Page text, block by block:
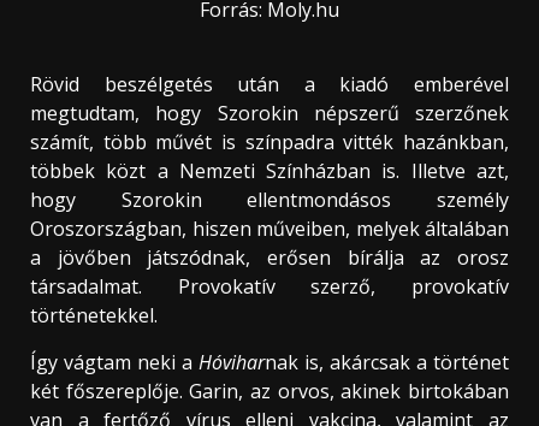
Forrás: Moly.hu
Rövid beszélgetés után a kiadó emberével
megtudtam, hogy Szorokin népszerű szerzőnek
számít, több művét is színpadra vitték hazánkban,
többek közt a Nemzeti Színházban is. Illetve azt,
hogy Szorokin ellentmondásos személy
Oroszországban, hiszen műveiben, melyek általában
a jövőben játszódnak, erősen bírálja az orosz
társadalmat. Provokatív szerző, provokatív
történetekkel.
Így vágtam neki a Hóviharnak is, akárcsak a történet
két főszereplője. Garin, az orvos, akinek birtokában
van a fertőző vírus elleni vakcina, valamint az